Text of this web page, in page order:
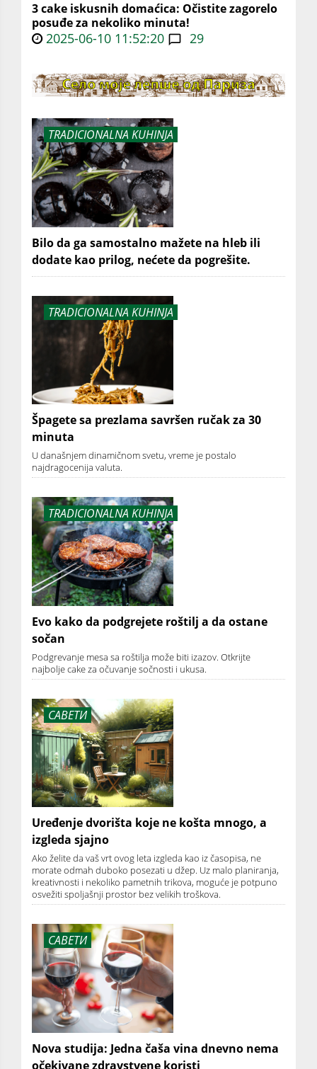
3 cake iskusnih domaćica: Očistite zagorelo
posuđe za nekoliko minuta!
2025-06-10 11:52:20 29
TRADICIONALNA KUHINJA
Bilo da ga samostalno mažete na hleb ili
dodate kao prilog, nećete da pogrešite.
TRADICIONALNA KUHINJA
Špagete sa prezlama savršen ručak za 30
minuta
U današnjem dinamičnom svetu, vreme je postalo
najdragocenija valuta.
TRADICIONALNA KUHINJA
Evo kako da podgrejete roštilj a da ostane
sočan
Podgrevanje mesa sa roštilja može biti izazov. Otkrijte
najbolje cake za očuvanje sočnosti i ukusa.
САВЕТИ
Uređenje dvorišta koje ne košta mnogo, a
izgleda sjajno
Ako želite da vaš vrt ovog leta izgleda kao iz časopisa, ne
morate odmah duboko posezati u džep. Uz malo planiranja,
kreativnosti i nekoliko pametnih trikova, moguće je potpuno
osvežiti spoljašnji prostor bez velikih troškova.
САВЕТИ
Nova studija: Jedna čaša vina dnevno nema
očekivane zdravstvene koristi